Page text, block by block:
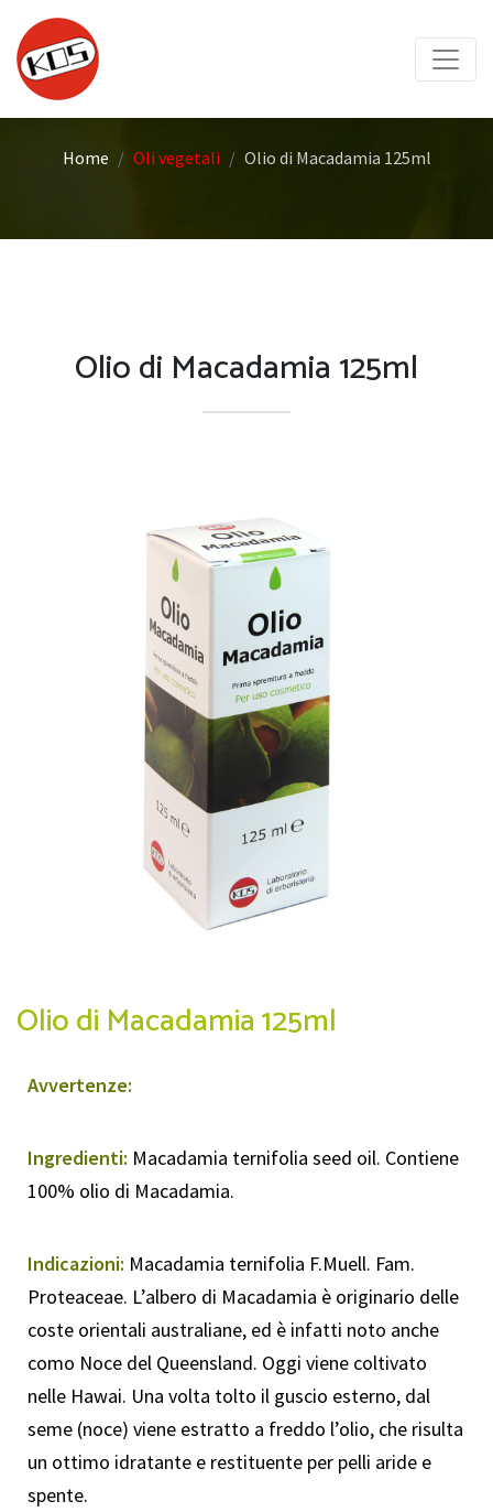
Home Oli vegetali Olio di Macadamia 125ml
Olio di Macadamia 125ml
Olio di Macadamia 125ml
Avvertenze:
Ingredienti: Macadamia ternifolia seed oil. Contiene
100% olio di Macadamia.
Indicazioni: Macadamia ternifolia F.Muell. Fam.
Proteaceae. L’albero di Macadamia è originario delle
coste orientali australiane, ed è infatti noto anche
como Noce del Queensland. Oggi viene coltivato
nelle Hawai. Una volta tolto il guscio esterno, dal
seme (noce) viene estratto a freddo l’olio, che risulta
un ottimo idratante e restituente per pelli aride e
spente.